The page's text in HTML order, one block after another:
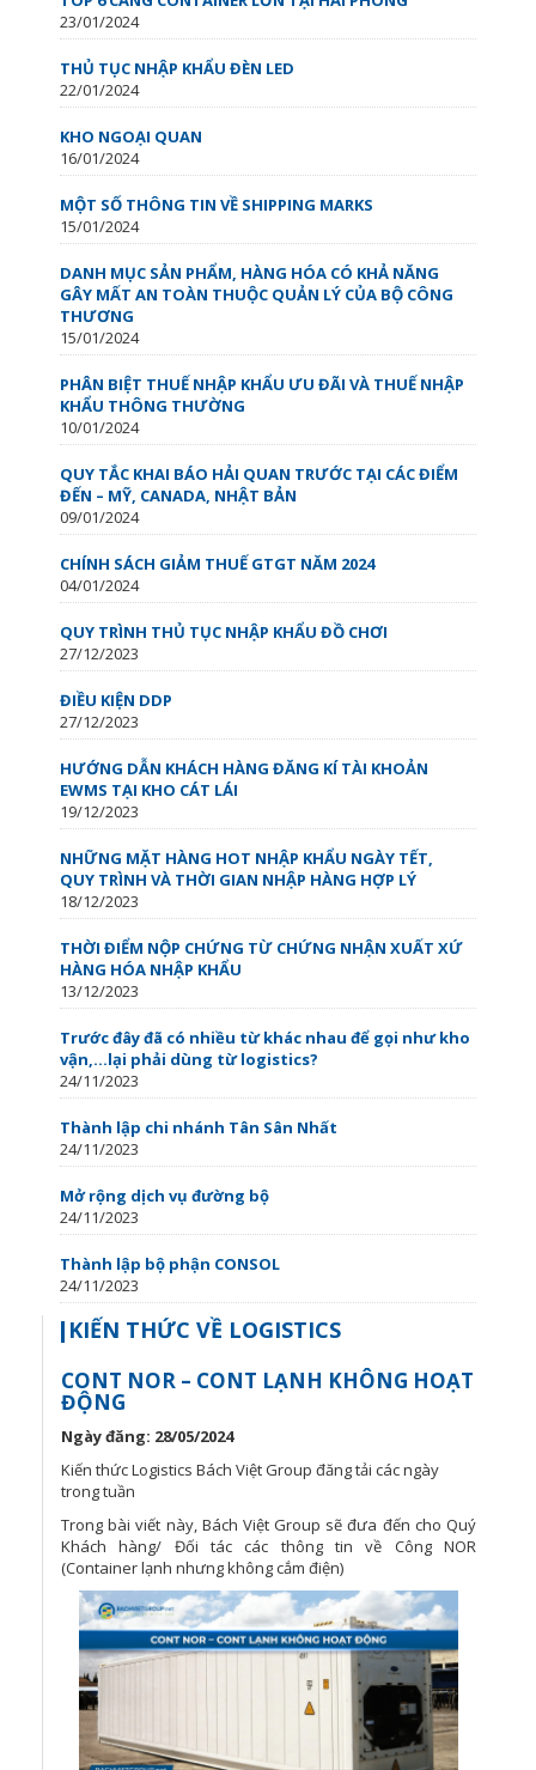
23/01/2024
THỦ TỤC NHẬP KHẨU ĐÈN LED
22/01/2024
KHO NGOẠI QUAN
16/01/2024
MỘT SỐ THÔNG TIN VỀ SHIPPING MARKS
15/01/2024
DANH MỤC SẢN PHẨM, HÀNG HÓA CÓ KHẢ NĂNG
GÂY MẤT AN TOÀN THUỘC QUẢN LÝ CỦA BỘ CÔNG
THƯƠNG
15/01/2024
PHÂN BIỆT THUẾ NHẬP KHẨU ƯU ĐÃI VÀ THUẾ NHẬP
KHẨU THÔNG THƯỜNG
10/01/2024
QUY TẮC KHAI BÁO HẢI QUAN TRƯỚC TẠI CÁC ĐIỂM
ĐẾN – MỸ, CANADA, NHẬT BẢN
09/01/2024
CHÍNH SÁCH GIẢM THUẾ GTGT NĂM 2024
04/01/2024
QUY TRÌNH THỦ TỤC NHẬP KHẨU ĐỒ CHƠI
27/12/2023
ĐIỀU KIỆN DDP
27/12/2023
HƯỚNG DẪN KHÁCH HÀNG ĐĂNG KÍ TÀI KHOẢN
EWMS TẠI KHO CÁT LÁI
19/12/2023
NHỮNG MẶT HÀNG HOT NHẬP KHẨU NGÀY TẾT,
QUY TRÌNH VÀ THỜI GIAN NHẬP HÀNG HỢP LÝ
18/12/2023
THỜI ĐIỂM NỘP CHỨNG TỪ CHỨNG NHẬN XUẤT XỨ
HÀNG HÓA NHẬP KHẨU
13/12/2023
Trước đây đã có nhiều từ khác nhau để gọi như kho
vận,…lại phải dùng từ logistics?
24/11/2023
Thành lập chi nhánh Tân Sân Nhất
24/11/2023
Mở rộng dịch vụ đường bộ
24/11/2023
Thành lập bộ phận CONSOL
24/11/2023
KIẾN THỨC VỀ LOGISTICS
CONT NOR – CONT LẠNH KHÔNG HOẠT
ĐỘNG
Ngày đăng: 28/05/2024
Kiến thức Logistics Bách Việt Group đăng tải các ngày
trong tuần
Trong bài viết này, Bách Việt Group sẽ đưa đến cho Quý
Khách hàng/ Đối tác các thông tin về Công NOR
(Container lạnh nhưng không cắm điện)